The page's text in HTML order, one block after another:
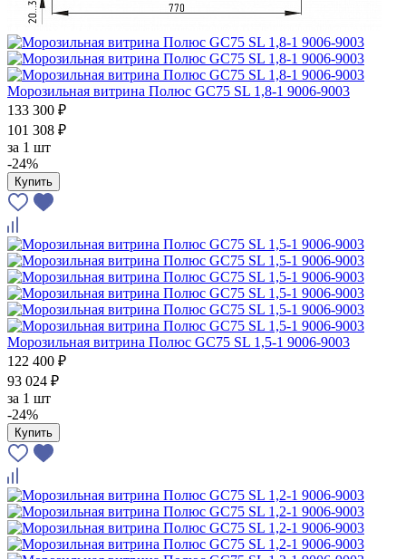
Морозильная витрина Полюс GС75 SL 1,8-1 9006-9003
133 300 ₽
101 308 ₽
за 1 шт
-24%
Купить
Морозильная витрина Полюс GС75 SL 1,5-1 9006-9003
122 400 ₽
93 024 ₽
за 1 шт
-24%
Купить